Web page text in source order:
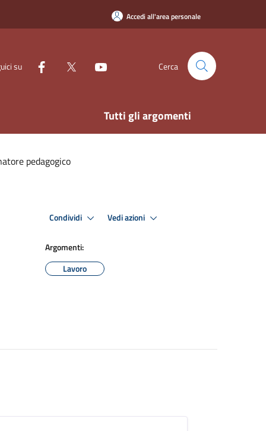
Accedi all'area personale
su Cerca
Tutti gli argomenti
pedagogico
Condividi Vedi azioni
Argomenti:
Lavoro